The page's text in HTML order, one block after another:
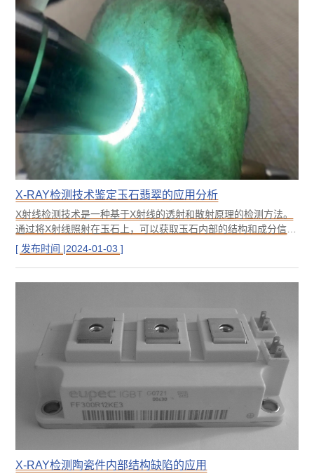
X-RAY检测技术鉴定玉石翡翠的应用分析
X射线检测技术是一种基于X射线的透射和散射原理的检测方法。
通过将X射线照射在玉石上，可以获取玉石内部的结构和成分信
息。由于不同种类的玉石具有不同的晶体结构和密度，因此X射线
在穿透过程中会表现出不同的吸收和散射特性。通过对这些特性
[ 发布时间 |2024-01-03 ]
X-RAY检测陶瓷件内部结构缺陷的应用